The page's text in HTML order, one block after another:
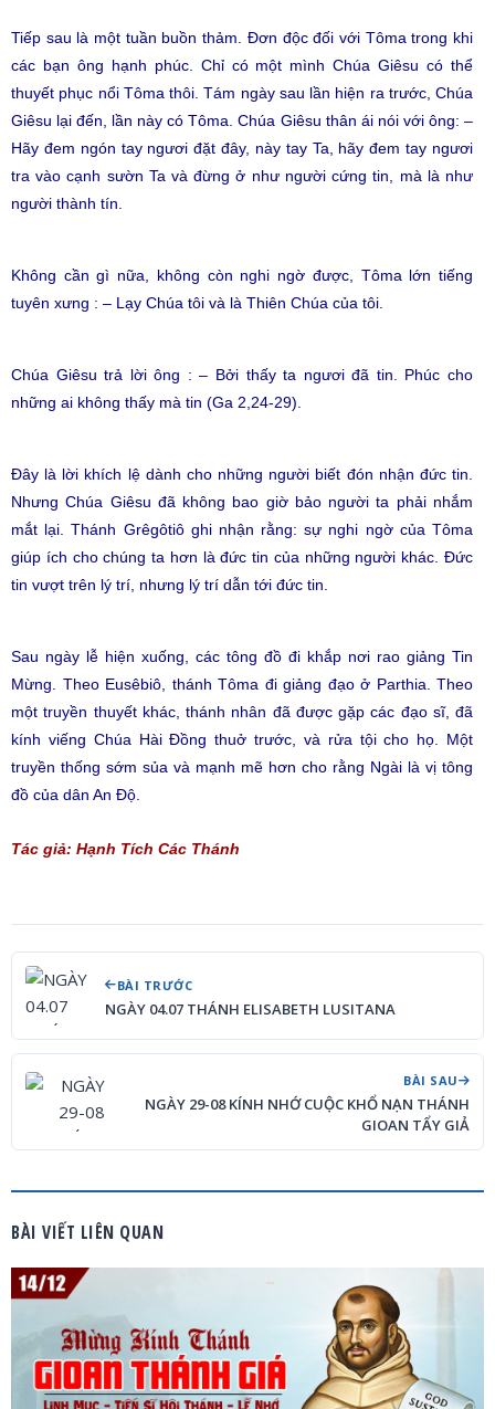
Tiếp sau là một tuần buồn thảm. Đơn độc đối với Tôma trong khi
các bạn ông hạnh phúc. Chỉ có một mình Chúa Giêsu có thể
thuyết phục nổi Tôma thôi. Tám ngày sau lần hiện ra trước, Chúa
Giêsu lại đến, lần này có Tôma. Chúa Giêsu thân ái nói với ông: –
Hãy đem ngón tay ngươi đặt đây, này tay Ta, hãy đem tay ngươi
tra vào cạnh sườn Ta và đừng ở như người cứng tin, mà là như
người thành tín.
Không cần gì nữa, không còn nghi ngờ được, Tôma lớn tiếng
tuyên xưng : – Lạy Chúa tôi và là Thiên Chúa của tôi.
Chúa Giêsu trả lời ông : – Bởi thấy ta ngươi đã tin. Phúc cho
những ai không thấy mà tin (Ga 2,24-29).
Đây là lời khích lệ dành cho những người biết đón nhận đức tin.
Nhưng Chúa Giêsu đã không bao giờ bảo người ta phải nhắm
mắt lại. Thánh Grêgôtiô ghi nhận rằng: sự nghi ngờ của Tôma
giúp ích cho chúng ta hơn là đức tin của những người khác. Đức
tin vượt trên lý trí, nhưng lý trí dẫn tới đức tin.
Sau ngày lễ hiện xuống, các tông đồ đi khắp nơi rao giảng Tin
Mừng. Theo Eusêbiô, thánh Tôma đi giảng đạo ở Parthia. Theo
một truyền thuyết khác, thánh nhân đã được gặp các đạo sĩ, đã
kính viếng Chúa Hài Đồng thuở trước, và rửa tội cho họ. Một
truyền thống sớm sủa và mạnh mẽ hơn cho rằng Ngài là vị tông
đồ của dân An Độ.
Tác giả: Hạnh Tích Các Thánh
BÀI TRƯỚC
NGÀY 04.07 THÁNH ELISABETH LUSITANA
BÀI SAU
NGÀY 29-08 KÍNH NHỚ CUỘC KHỔ NẠN THÁNH
GIOAN TẨY GIẢ
BÀI VIẾT LIÊN QUAN